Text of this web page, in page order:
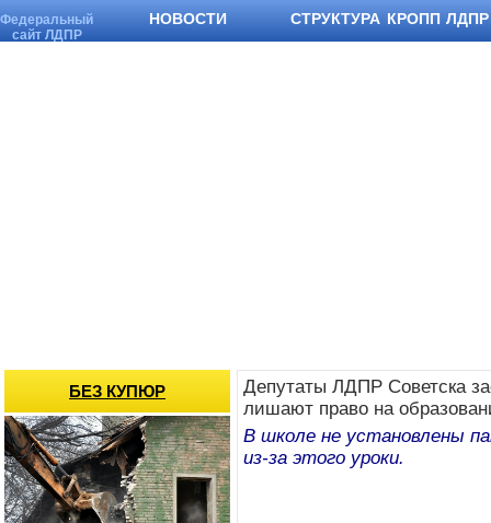
Федеральный
сайт ЛДПР
НОВОСТИ СТРУКТУРА КРОПП ЛДПР
Депутаты ЛДПР Советска
лишают право на
В школе не установлены
из-за этого уроки.
БЕЗ КУПЮР